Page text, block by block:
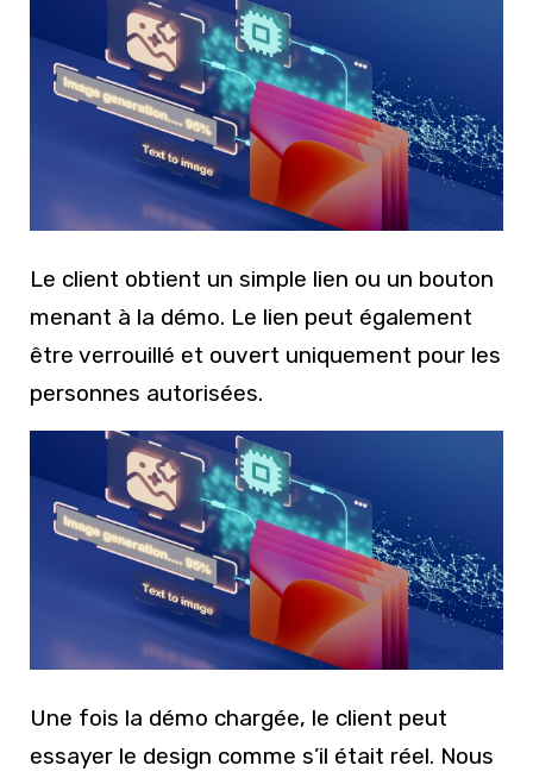
Le client obtient un simple lien ou un bouton
menant à la démo. Le lien peut également
être verrouillé et ouvert uniquement pour les
personnes autorisées.
Une fois la démo chargée, le client peut
essayer le design comme s’il était réel. Nous